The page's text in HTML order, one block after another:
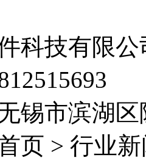
科技有限公
锡市滨湖
页 > 行业